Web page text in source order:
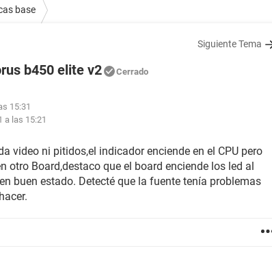
base
Siguiente Tema
b450 elite v2 Cerrado
15:31
a las 15:21
video ni pitidos,el indicador enciende en el CPU pero
otro Board,destaco que el board enciende los led al
buen estado. Detecté que la fuente tenía problemas